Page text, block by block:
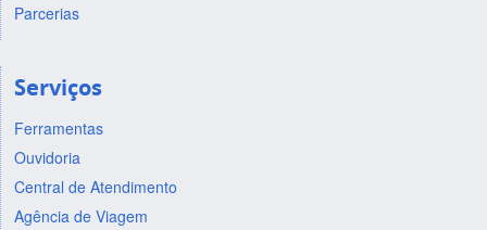
Parcerias
Serviços
Ferramentas
Ouvidoria
Central de Atendimento
Agência de Viagem